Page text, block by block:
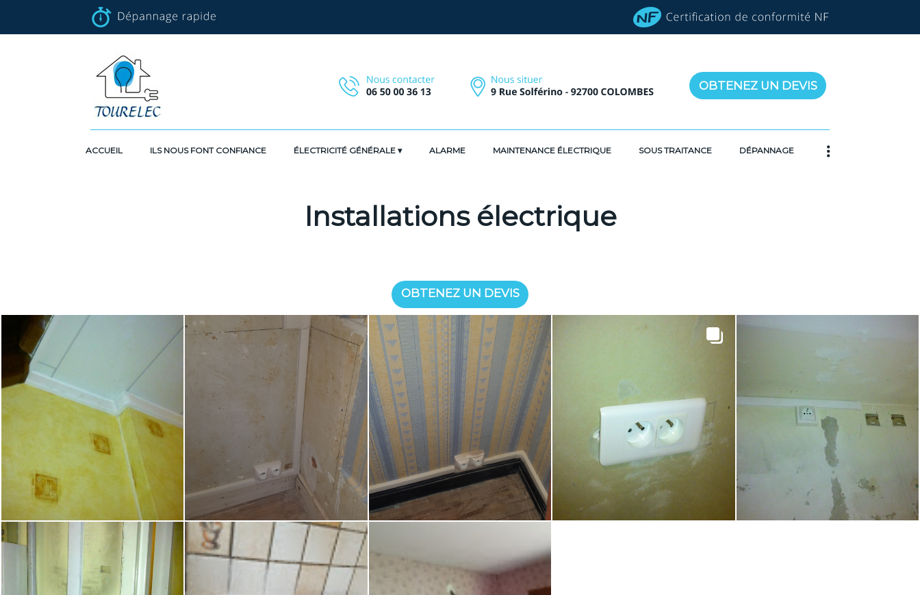
OBTENEZ UN DEVIS
ACCUEIL ILS NOUS FONT CONFIANCE ÉLECTRICITÉ GÉNÉRALE ALARME MAINTENANCE ÉLECTRIQUE SOUS TRAITANCE DÉPANNAGE
Installations électrique
OBTENEZ UN DEVIS